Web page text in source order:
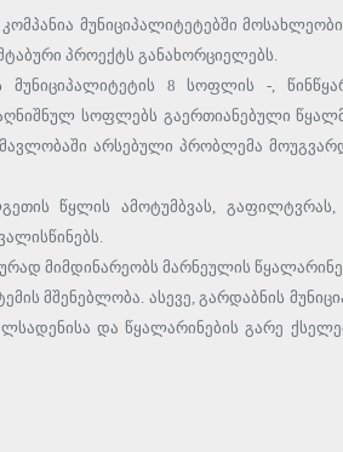
მუნიციპალიტეტებში
პროექტს განახორციელებს.
8 სოფლის -,
სოფლებს გაერთიანებული
არსებული პრობლემა
წყლის ამოტუმბვას,
მიმდინარეობს მარნეულის
მშენებლობა. ასევე, გარდაბნის
და წყალარინების გარე